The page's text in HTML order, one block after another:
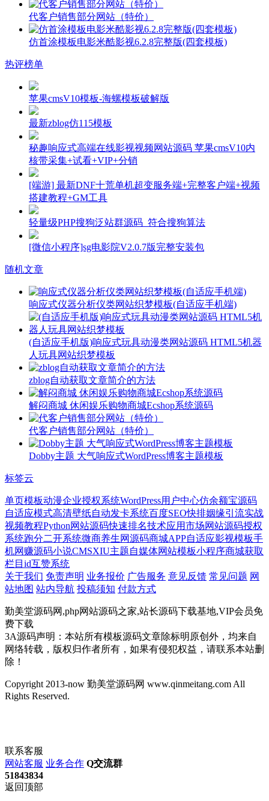
代客户销售部分网站（特价）
仿首涂模板电影米酷影视6.2.8完整版(四套模板)
热评榜单
苹果cmsV10模板-海螺模板破解版
最新zblog仿115模板
秘趣响应式高端在线影视视频网站源码 苹果cmsV10内
核带采集+试看+VIP+分销
[端游] 最新DNF十荒单机超变服务端+完整客户端+视频
搭建教程+GM工具
轻量级PHP搜狗泛站群源码_符合搜狗算法
[微信小程序]sg电影院V2.0.7版完整安装包
随机文章
响应式仪器分析仪类网站织梦模板(自适应手机端)
(自适应手机版)响应式玩具动漫类网站源码 HTML5机器
人玩具网站织梦模板
zblog自动获取文章简介的方法
解闷商城 休闲娱乐购物商城Ecshop系统源码
代客户销售部分网站（特价）
Dobby主题 大气响应式WordPress博客主题模板
标签云
单页模板动漫企业授权系统WordPress用户中心仿余额宝源码
自适应模式高清壁纸自动发卡系统百度SEO快排姻缘引流实战
视频教程Python网站源码快速排名技术应用市场网站源码授权
系统跑分二开系统微商养生网源码商城APP自适应影视模板手
机网赚源码小说CMSXIU主题自媒体网站模板小程序商城获取
栏目id互赞系统
关于我们 免责声明 业务报价 广告服务 意见反馈 常见问题 网
站地图 站内导航 投稿须知 付款方式
勤美堂源码网,php网站源码之家,站长源码下载基地,VIP会员免
费下载
3A源码声明：本站所有模板源码文章除标明原创外，均来自
网络转载，版权归作者所有，如果有侵犯权益，请联系本站删
除！
Copyright 2013-now 勤美堂源码网 www.qinmeitang.com All
Rights Reserved.
联系客服
网站客服 业务合作 Q交流群
51843834
返回顶部